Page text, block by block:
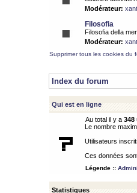
Modérateur:
Filosofia
Filosofia della
Modérateur:
Supprimer tous les cookies du
Index du forum
Qui est en ligne
Au total il y a 348
Le nombre
Utilisateurs
Ces données
Légende ::
Statistiques